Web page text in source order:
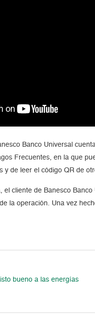
Banco Universal
Frecuentes, en la que
y de leer el código QR de
el cliente de Banesco
la operación. Una vez
bueno a las energías